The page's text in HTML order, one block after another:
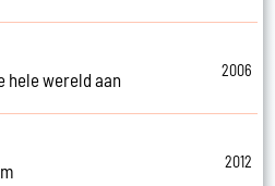
hele wereld aan
2006
2012